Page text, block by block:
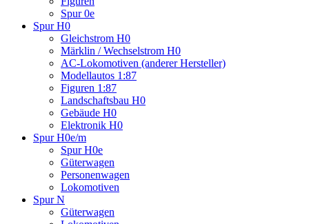
Spur 0e
Spur H0
Gleichstrom H0
Märklin / Wechselstrom H0
AC-Lokomotiven (anderer Hersteller)
Modellautos 1:87
Figuren 1:87
Landschaftsbau H0
Gebäude H0
Elektronik H0
Spur H0e/m
Spur H0e
Güterwagen
Personenwagen
Lokomotiven
Spur N
Güterwagen